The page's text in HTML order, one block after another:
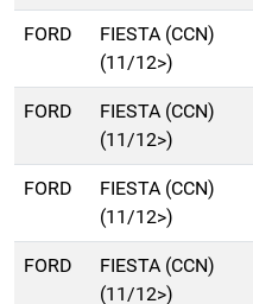
FORD
FIESTA (CCN)
(11/12>)
FORD
FIESTA (CCN)
(11/12>)
FORD
FIESTA (CCN)
(11/12>)
FORD
FIESTA (CCN)
(11/12>)